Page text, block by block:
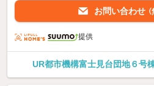
お問い合わせ
提供
UR都市機構富士見台団地６号